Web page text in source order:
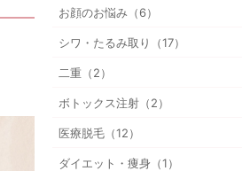
お顔のお悩み（6）
シワ・たるみ取り（17）
二重（2）
ボトックス注射（2）
医療脱毛（12）
ダイエット・痩身（1）